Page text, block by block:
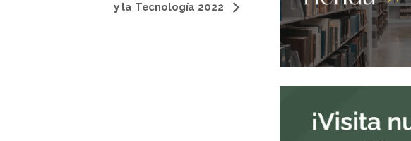
y la Tecnología 2022